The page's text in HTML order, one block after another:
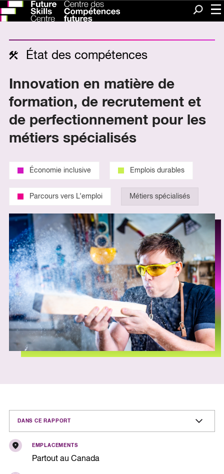
État des compétences
Innovation en matière de
formation, de recrutement et
de perfectionnement pour les
métiers spécialisés
Économie inclusive Emplois durables
Parcours vers L’emploi Métiers spécialisés
EMPLACEMENTS
Partout au Canada
DANS CE RAPPORT